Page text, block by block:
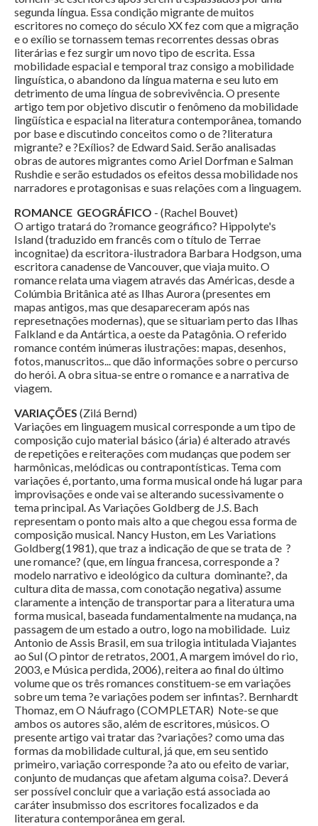
segunda língua. Essa condição migrante de muitos
escritores no começo do século XX fez com que a migração
e o exílio se tornassem temas recorrentes dessas obras
literárias e fez surgir um novo tipo de escrita. Essa
mobilidade espacial e temporal traz consigo a mobilidade
linguística, o abandono da língua materna e seu luto em
detrimento de uma língua de sobrevivência. O presente
artigo tem por objetivo discutir o fenômeno da mobilidade
lingüística e espacial na literatura contemporânea, tomando
por base e discutindo conceitos como o de ?literatura
migrante? e ?Exílios? de Edward Said. Serão analisadas
obras de autores migrantes como Ariel Dorfman e Salman
Rushdie e serão estudados os efeitos dessa mobilidade nos
narradores e protagonisas e suas relações com a linguagem.
ROMANCE GEOGRÁFICO - (Rachel Bouvet)
O artigo tratará do ?romance geográfico? Hippolyte's
Island (traduzido em francês com o título de Terrae
incognitae) da escritora-ilustradora Barbara Hodgson, uma
escritora canadense de Vancouver, que viaja muito. O
romance relata uma viagem através das Américas, desde a
Colúmbia Britânica até as Ilhas Aurora (presentes em
mapas antigos, mas que desapareceram após nas
represetnações modernas), que se situariam perto das Ilhas
Falkland e da Antártica, a oeste da Patagônia. O referido
romance contém inúmeras ilustrações: mapas, desenhos,
fotos, manuscritos... que dão informações sobre o percurso
do herói. A obra situa-se entre o romance e a narrativa de
viagem.
VARIAÇÕES (Zilá Bernd)
Variações em linguagem musical corresponde a um tipo de
composição cujo material básico (ária) é alterado através
de repetições e reiterações com mudanças que podem ser
harmônicas, melódicas ou contrapontísticas. Tema com
variações é, portanto, uma forma musical onde há lugar para
improvisações e onde vai se alterando sucessivamente o
tema principal. As Variações Goldberg de J.S. Bach
representam o ponto mais alto a que chegou essa forma de
composição musical. Nancy Huston, em Les Variations
Goldberg(1981), que traz a indicação de que se trata de ?
une romance? (que, em língua francesa, corresponde a ?
modelo narrativo e ideológico da cultura dominante?, da
cultura dita de massa, com conotação negativa) assume
claramente a intenção de transportar para a literatura uma
forma musical, baseada fundamentalmente na mudança, na
passagem de um estado a outro, logo na mobilidade. Luiz
Antonio de Assis Brasil, em sua trilogia intitulada Viajantes
ao Sul (O pintor de retratos, 2001, A margem imóvel do rio,
2003, e Música perdida, 2006), reitera ao final do último
volume que os três romances constituem-se em variações
sobre um tema ?e variações podem ser infintas?. Bernhardt
Thomaz, em O Náufrago (COMPLETAR) Note-se que
ambos os autores são, além de escritores, músicos. O
presente artigo vai tratar das ?variações? como uma das
formas da mobilidade cultural, já que, em seu sentido
primeiro, variação corresponde ?a ato ou efeito de variar,
conjunto de mudanças que afetam alguma coisa?. Deverá
ser possível concluir que a variação está associada ao
caráter insubmisso dos escritores focalizados e da
literatura contemporânea em geral.